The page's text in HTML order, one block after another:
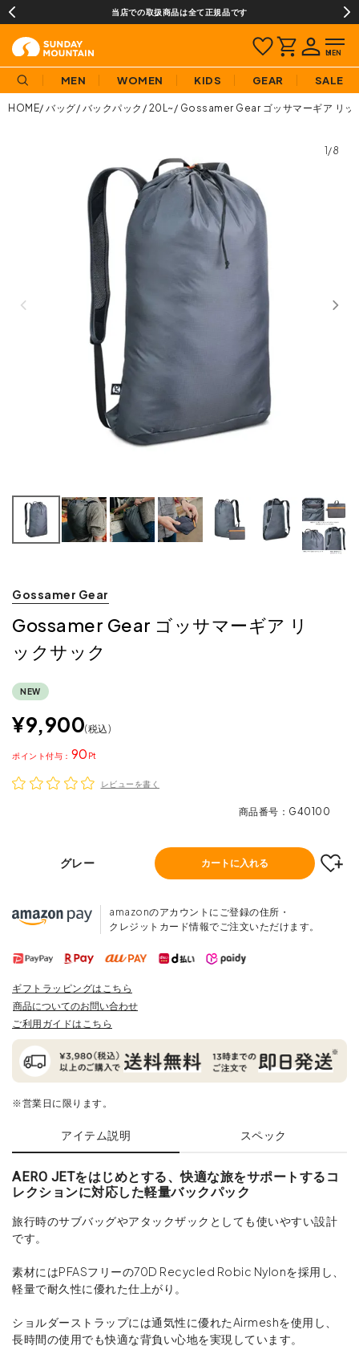
当店での取扱商品は全て正規品です
MEN WOMEN KIDS GEAR SALE
HOME バッグ バックパック 20L~ Gossamer Gear ゴッサマーギア リッ
1/8
Gossamer Gear
Gossamer Gear ゴッサマーギア リ
ックサック
NEW
¥9,900 税込
90
ポイント
レビューを書く
商品番号 G40100
グレー カートに入れる
amazonのアカウントにご登録の住所・
クレジットカード情報でご注文いただけます。
ギフトラッピングはこちら
商品についてのお問い合わせ
ご利用ガイドはこちら
※営業日に限ります。
アイテム説明 スペック
AERO JETをはじめとする、快適な旅をサポートするコ
レクションに対応した軽量バックパック
旅行時のサブバッグやアタックザックとしても使いやすい設計
です。
素材にはPFASフリーの70D Recycled Robic Nylonを採用し、
軽量で耐久性に優れた仕上がり。
ショルダーストラップには通気性に優れたAirmeshを使用し、
長時間の使用でも快適な背負い心地を実現しています。